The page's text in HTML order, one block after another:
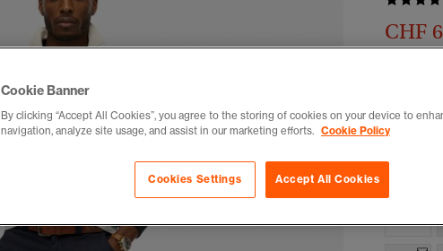
CHF
Tu
Cookie Banner
By clicking “Accept All Cookies”, you agree to the storing of cookies on your device to
navigation, analyze site usage, and assist in our marketing efforts. Cookie Policy
Accept All Cookies
Cookies Settings